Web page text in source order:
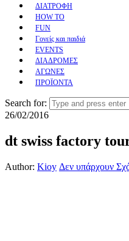
ΔΙΑΤΡΟΦΗ
HOW TO
FUN
Γονείς και παιδιά
EVENTS
ΔΙΑΔΡΟΜΕΣ
ΑΓΩΝΕΣ
ΠΡΟΪΟΝΤΑ
Search for:
26/02/2016
dt swiss factory
Author: Kioy Δεν υπάρχουν